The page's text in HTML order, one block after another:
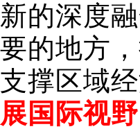
新的深度
要的地方
支撑区域
展国际视野